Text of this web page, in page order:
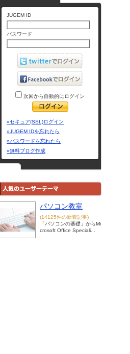
JUGEM ID
パスワード
次回から自動的にログイン
»セキュア(SSL)ログイン
»JUGEM IDを忘れたら
»パスワードを忘れたら
»無料ブログ作成
パソコン教室
(14125件の新着記事)
「パソコンの基礎」からMi
crosoft Office Speciali...